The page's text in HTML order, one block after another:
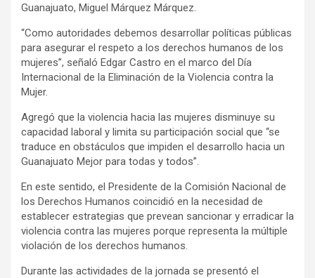
Guanajuato, Miguel Márquez Márquez.
“Como autoridades debemos desarrollar políticas públicas
para asegurar el respeto a los derechos humanos de los
mujeres”, señaló Edgar Castro en el marco del Día
Internacional de la Eliminación de la Violencia contra la
Mujer.
Agregó que la violencia hacia las mujeres disminuye su
capacidad laboral y limita su participación social que “se
traduce en obstáculos que impiden el desarrollo hacia un
Guanajuato Mejor para todas y todos”.
En este sentido, el Presidente de la Comisión Nacional de
los Derechos Humanos coincidió en la necesidad de
establecer estrategias que prevean sancionar y erradicar la
violencia contra las mujeres porque representa la múltiple
violación de los derechos humanos.
Durante las actividades de la jornada se presentó el